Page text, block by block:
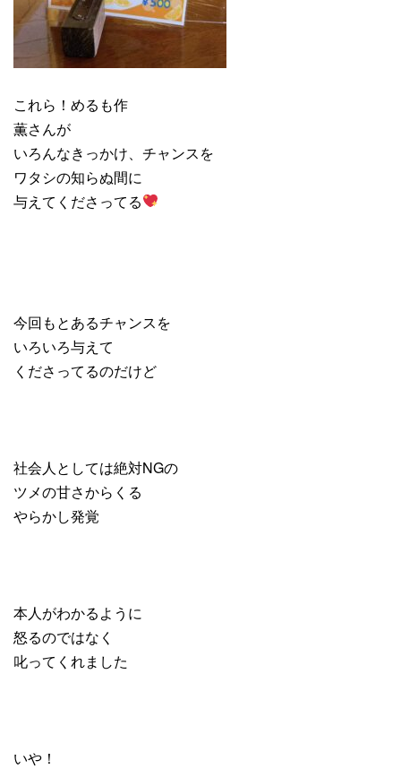
これら！めるも作
薫さんが
いろんなきっかけ、チャンスを
ワタシの知らぬ間に
与えてくださってる
今回もとあるチャンスを
いろいろ与えて
くださってるのだけど
社会人としては絶対NGの
ツメの甘さからくる
やらかし発覚
本人がわかるように
怒るのではなく
叱ってくれました
いや！